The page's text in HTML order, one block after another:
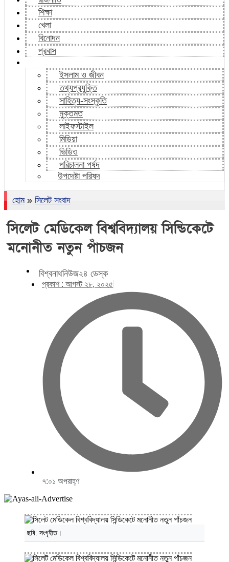
শিক্ষা
খেলা
বিনোদন
প্রবাস
ইসলাম ও জীবন
তথ্যপ্রযুক্তি
সাহিত্য-সংস্কৃতি
মুক্তমত
লাইফস্টাইল
মিডিয়া
ভিডিও
পরিচালনা পর্ষদ
উপদেষ্টা পরিষদ
হোম» সিলেট সংবাদ
সিলেট মেডিকেল বিশ্ববিদ্যালয় সিন্ডিকেটে
মনোনীত নতুন পাঁচজন
বিশ্বনাথনিউজ২৪ ডেস্ক
প্রকাশ : আগস্ট ২৮, ২০২৫
৭:০১ অপরাহ্ণ
ছবি: সংগৃহীত।